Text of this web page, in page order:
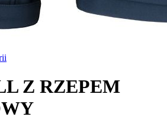
Z RZEPEM